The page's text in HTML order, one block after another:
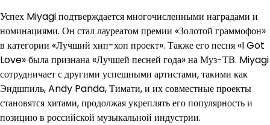
Успех Miyagi подтверждается многочисленными наградами и
номинациями. Он стал лауреатом премии «Золотой граммофон»
в категории «Лучший хип-хоп проект». Также его песня «I Got
Love» была признана «Лучшей песней года» на Муз-ТВ. Miyagi
сотрудничает с другими успешными артистами, такими как
Эндшпиль, Andy Panda, Тимати, и их совместные проекты
становятся хитами, продолжая укреплять его популярность и
позицию в российской музыкальной индустрии.